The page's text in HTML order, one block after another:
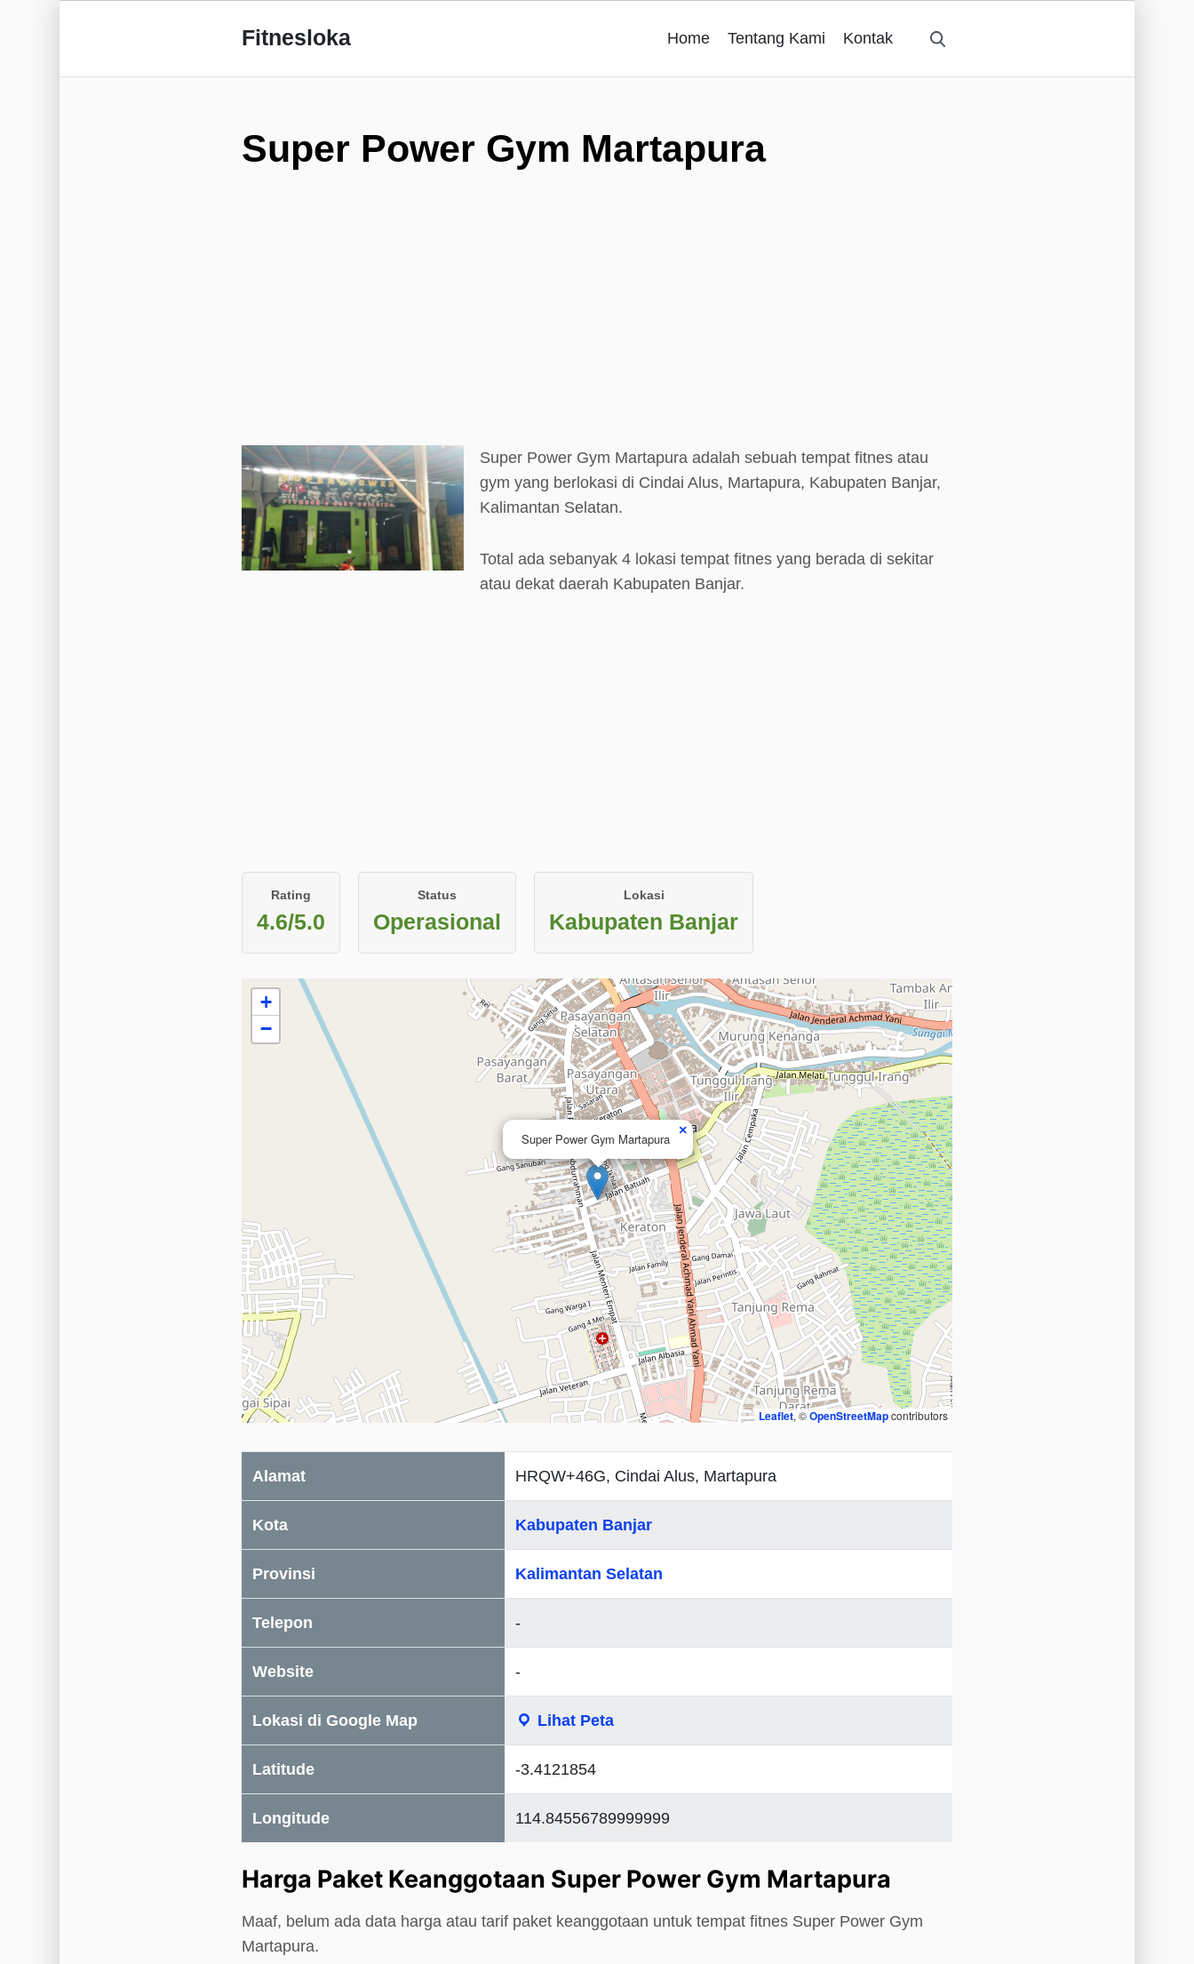
Fitnesloka Home Tentang Kami Kontak
Super Power Gym Martapura
Super Power Gym Martapura adalah sebuah tempat fitnes atau
gym yang berlokasi di Cindai Alus, Martapura, Kabupaten Banjar,
Kalimantan Selatan.
Total ada sebanyak 4 lokasi tempat fitnes yang berada di sekitar
atau dekat daerah Kabupaten Banjar.
Rating
4.6/5.0
Status
Operasional
Lokasi
Kabupaten Banjar
Super Power Gym Martapura
×
+
−
Leaflet, ©OpenStreetMapcontributors
Alamat HRQW+46G, Cindai Alus, Martapura
Kota Kabupaten Banjar
Provinsi Kalimantan Selatan
Telepon -
Website -
Lokasi di Google Map Lihat Peta
Latitude -3.4121854
Longitude 114.84556789999999
Harga Paket Keanggotaan Super Power Gym Martapura
Maaf, belum ada data harga atau tarif paket keanggotaan untuk tempat fitnes Super Power Gym
Martapura.